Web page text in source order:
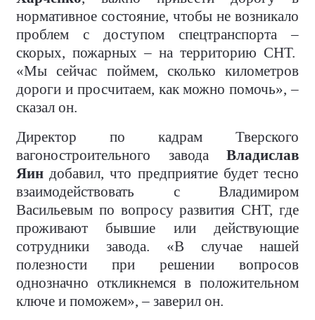
нормативное состояние, чтобы не возникало
проблем с доступом спецтранспорта –
скорых, пожарных – на территорию СНТ.
«Мы сейчас поймем, сколько километров
дороги и просчитаем, как можно помочь», –
сказал он.
Директор по кадрам Тверского
вагоностроительного завода Владислав
Яин добавил, что предприятие будет тесно
взаимодействовать с Владимиром
Васильевым по вопросу развития СНТ, где
проживают бывшие или действующие
сотрудники завода. «В случае нашей
полезности при решении вопросов
однозначно откликнемся в положительном
ключе и поможем», – заверил он.